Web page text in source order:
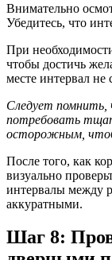
Внимательно
Убедитесь, что
При
чтобы достичь
месте интервал не
Следует помнить,
потребовать
осторожным,
После того, как
визуально
интервалы между
аккуратными.
Шаг 8: